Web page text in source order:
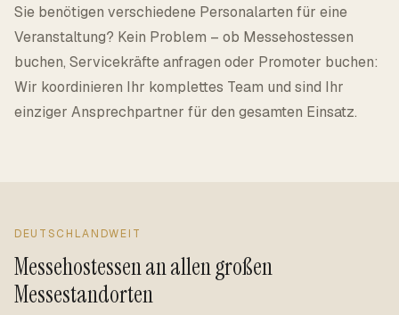
Sie benötigen verschiedene Personalarten für eine
Veranstaltung? Kein Problem – ob Messehostessen
buchen, Servicekräfte anfragen oder Promoter buchen:
Wir koordinieren Ihr komplettes Team und sind Ihr
einziger Ansprechpartner für den gesamten Einsatz.
DEUTSCHLANDWEIT
Messehostessen an allen großen
Messestandorten